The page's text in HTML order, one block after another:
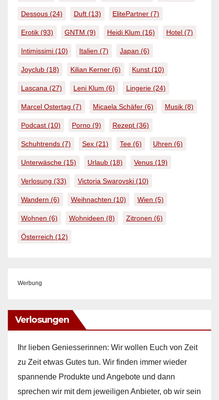
Dessous (24) Duft (13) ElitePartner (7)
Erotik (93) GNTM (9) Heidi Klum (16) Hotel (7)
Intimissimi (10) Italien (7) Japan (6)
Joyclub (18) Kilian Kerner (6) Kunst (10)
Lascana (27) Leni Klum (6) Lingerie (24)
Marcel Ostertag (7) Micaela Schäfer (6) Musik (8)
Podcast (10) Porno (9) Rezept (36)
Schuhtrends (7) Sex (21) Tee (6) Uhren (6)
Unterwäsche (15) Urlaub (18) Venus (19)
Verlosung (33) Victoria Swarovski (10)
Wandern (6) Weihnachten (10) Wien (5)
Wohnen (6) Wohnideen (8) Zitronen (6)
Österreich (12)
Werbung
Verlosungen
Ihr lieben Geniesserinnen: Wir wollen Euch von Zeit
zu Zeit etwas Gutes tun. Wir finden immer wieder
spannende Produkte und Angebote und dann
sprechen wir mit dem jeweiligen Anbieter, ob wir sein